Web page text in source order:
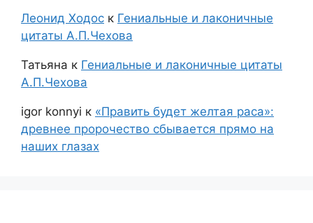
Леонид Ходос к Гениальные и лаконичные
цитаты А.П.Чехова
Татьяна к Гениальные и лаконичные цитаты
А.П.Чехова
igor konnyi к «Править будет желтая раса»:
древнее пророчество сбывается прямо на
наших глазах